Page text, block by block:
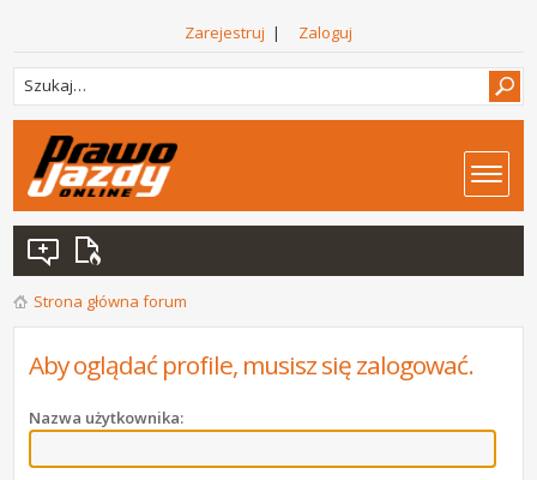
Zarejestruj | Zaloguj
Strona główna forum
Aby oglądać profile, musisz się zalogować.
Nazwa użytkownika: